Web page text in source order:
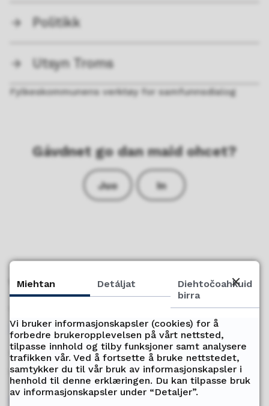
Politikk
Utsyn Troms
Fylkeskommunens verktøy for samfunnsdialog
Gávdnet go dan maid ohcet?
Juo In
Veahkkebálvalus
77 78 80 00
Telefovdnaáigi
Vuossárga – Bearjadat di. 09:00-15:00
Rabas virggit
Miehtan Detáljat
Diehtočoahkuid
birra
Vi bruker informasjonskapsler (cookies) for å
forbedre brukeropplevelsen på vårt nettsted,
tilpasse innhold og tilby funksjoner samt analysere
trafikken vår. Ved å fortsette å bruke nettstedet,
samtykker du til vår bruk av informasjonskapsler i
henhold til denne erklæringen. Du kan tilpasse bruk
av informasjonskapsler under “Detaljer”.